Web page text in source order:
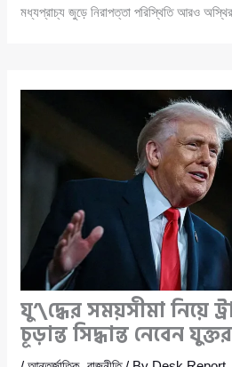
মধ্যপ্রাচ্য জুড়ে নিরাপত্তা পরিস্থিতি আরও
যু’\দ্ধের সময়সীমা নিয়ে
চূড়ান্ত সিদ্ধান্ত নেবেন